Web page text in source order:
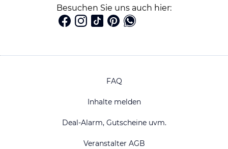
Besuchen Sie uns auch hier:
FAQ
Inhalte melden
Deal-Alarm, Gutscheine uvm.
Veranstalter AGB